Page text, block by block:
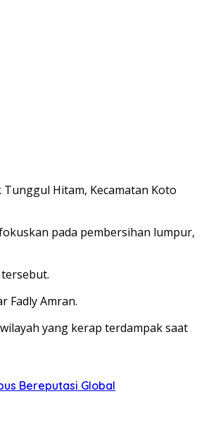
Hitam, Kecamatan Koto
pada pembersihan lumpur,
Fadly Amran.
yang kerap terdampak saat
Bereputasi Global